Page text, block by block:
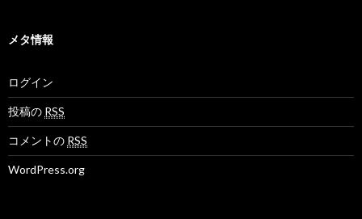
メタ情報
ログイン
投稿の RSS
コメントの RSS
WordPress.org